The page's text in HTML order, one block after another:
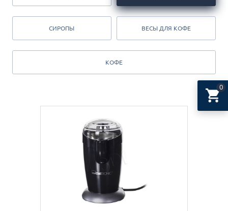
0
СИРОПЫ ВЕСЫ ДЛЯ КОФЕ
КОФЕ